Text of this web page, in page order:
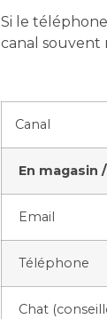
Si le
canal souvent
Canal
En magasin
Email
Téléphone
Chat